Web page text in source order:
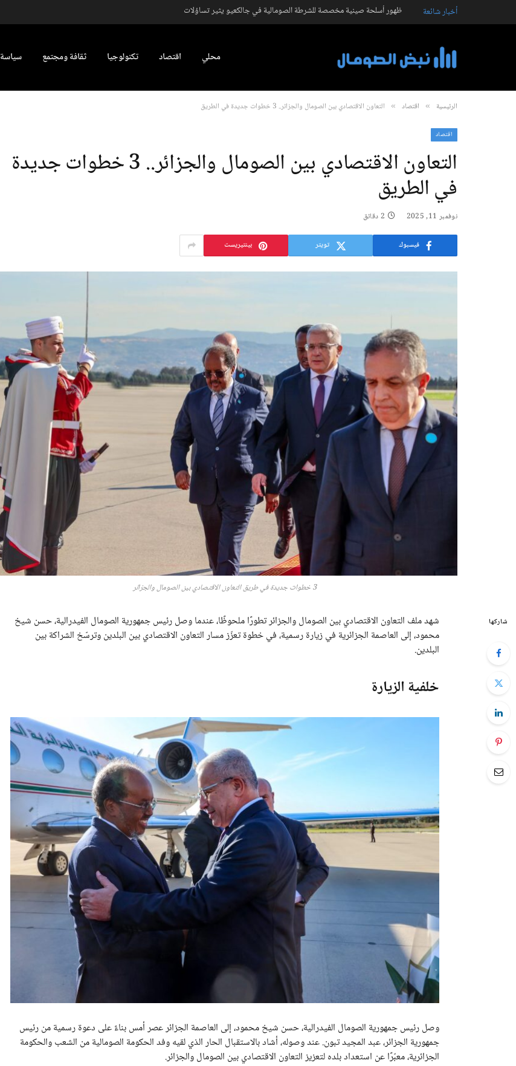
أخبار شائعة ظهور أسلحة صينية مخصصة للشرطة الصومالية في جالكعيو يثير تساؤلات
محلي اقتصاد تكنولوجيا ثقافة ومجتمع سياسة
الرئيسية » اقتصاد » التعاون الاقتصادي بين الصومال والجزائر.. 3 خطوات جديدة في الطريق
اقتصاد
التعاون الاقتصادي بين الصومال والجزائر.. 3 خطوات جديدة
في الطريق
نوفمبر 11, 2025 2 دقائق
فيسبوك تويتر بينتيريست
3 خطوات جديدة في طريق التعاون الاقتصادي بين الصومال والجزائر
شاركها
شهد ملف التعاون الاقتصادي بين الصومال والجزائر تطورًا ملحوظًا، عندما وصل رئيس جمهورية الصومال الفيدرالية، حسن شيخ
محمود، إلى العاصمة الجزائرية في زيارة رسمية، في خطوة تعزّز مسار التعاون الاقتصادي بين البلدين وترسّخ الشراكة بين
البلدين.
خلفية الزيارة
وصل رئيس جمهورية الصومال الفيدرالية، حسن شيخ محمود، إلى العاصمة الجزائر عصر أمس بناءً على دعوة رسمية من رئيس
جمهورية الجزائر، عبد المجيد تبون. عند وصوله، أشاد بالاستقبال الحار الذي لقيه وفد الحكومة الصومالية من الشعب والحكومة
الجزائرية، معبّرًا عن استعداد بلده لتعزيز التعاون الاقتصادي بين الصومال والجزائر.